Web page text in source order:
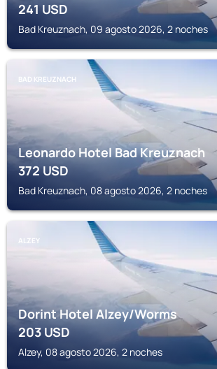
241USD
Bad Kreuznach, 09 agosto 2026, 2 noches
BAD KREUZNACH
Leonardo Hotel Bad Kreuznach
372USD
Bad Kreuznach, 08 agosto 2026, 2 noches
ALZEY
Dorint Hotel Alzey/Worms
203USD
Alzey, 08 agosto 2026, 2 noches